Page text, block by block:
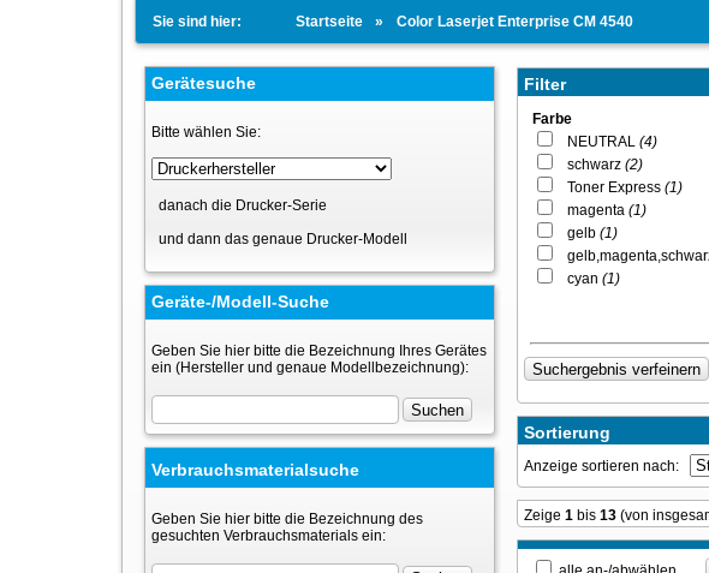
Sie sind hier: Startseite Color Laserjet Enterprise CM 4540
Gerätesuche
Bitte wählen Sie:
danach die Drucker-Serie
und dann das genaue Drucker-Modell
Geräte-/Modell-Suche
Geben Sie hier bitte die Bezeichnung Ihres Gerätes
ein (Hersteller und genaue Modellbezeichnung):
Verbrauchsmaterialsuche
Geben Sie hier bitte die Bezeichnung des
gesuchten Verbrauchsmaterials ein:
Filter
Farbe
NEUTRAL (4)
schwarz (2)
Toner Express (1)
magenta (1)
gelb (1)
cyan (1)
Sortierung
Anzeige sortieren nach:
Zeige 1 bis 13 (von